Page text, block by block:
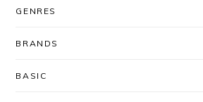
GENRES
BRANDS
BASIC